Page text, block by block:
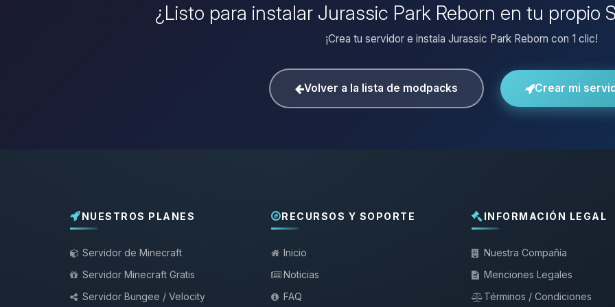
¿Listo para instalar Jurassic Park Reborn en tu propio
¡Crea tu servidor e instala Jurassic Park Reborn con 1 clic!
Volver a la lista de modpacks Crear mi
NUESTROS PLANES
Servidor de Minecraft
Servidor Minecraft Gratis
Servidor Bungee / Velocity
RECURSOS Y SOPORTE
Inicio
Noticias
FAQ
INFORMACIÓN LEGAL
Nuestra Compañía
Menciones Legales
Términos / Condiciones